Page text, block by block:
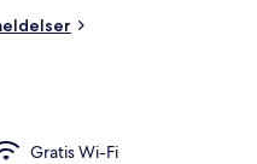
Gratis Wi-Fi